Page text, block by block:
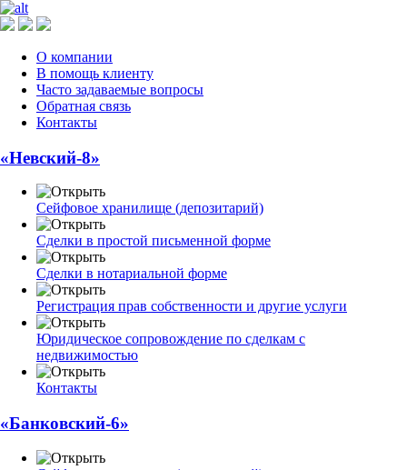
О компании
В помощь клиенту
Часто задаваемые вопросы
Обратная связь
Контакты
«Невский-8»
Сейфовое хранилище (депозитарий)
Сделки в простой письменной форме
Сделки в нотариальной форме
Регистрация прав собственности и другие услуги
Юридическое сопровождение по сделкам с
недвижимостью
Контакты
«Банковский-6»